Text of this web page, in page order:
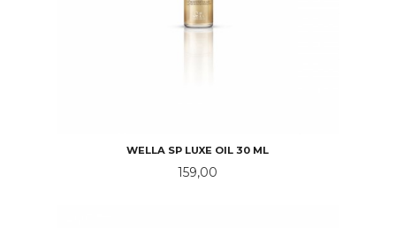
WELLA SP LUXE OIL 30 ML
Pris
159,00